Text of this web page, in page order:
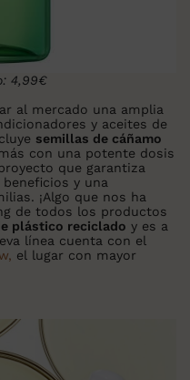
4,99€
al mercado una amplia
y aceites de
semillas de cáñamo
con una potente dosis
que garantiza
y una
¡Algo que nos ha
de todos los productos
plástico reciclado y es a
línea cuenta con el
el lugar con mayor